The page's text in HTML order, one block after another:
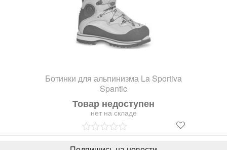
Ботинки для альпинизма La Sportiva
Spantic
Товар недоступен
нет на складе